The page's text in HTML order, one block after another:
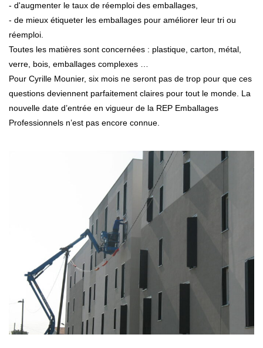
- d'augmenter le taux de réemploi des emballages,
- de mieux étiqueter les emballages pour améliorer leur tri ou
réemploi.
Toutes les matières sont concernées : plastique, carton, métal,
verre, bois, emballages complexes …
Pour Cyrille Mounier, six mois ne seront pas de trop pour que ces
questions deviennent parfaitement claires pour tout le monde. La
nouvelle date d’entrée en vigueur de la REP Emballages
Professionnels n’est pas encore connue.